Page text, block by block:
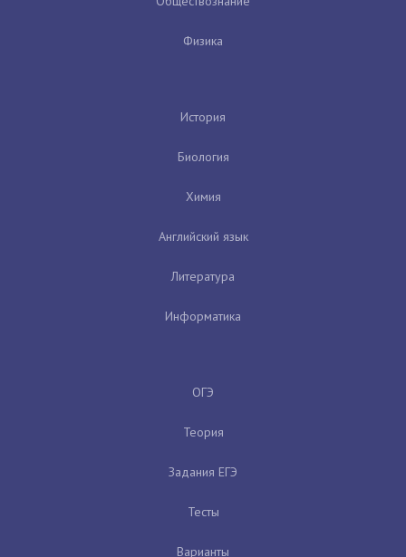
Физика
История
Биология
Химия
Английский язык
Литература
Информатика
ОГЭ
Теория
Задания ЕГЭ
Тесты
Варианты